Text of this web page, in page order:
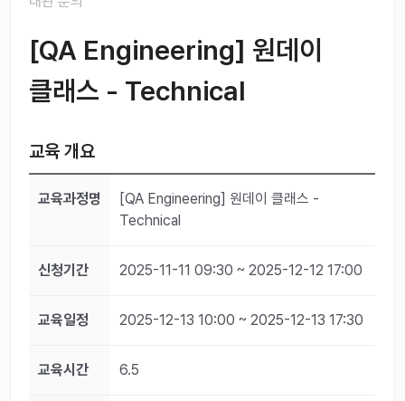
[QA Engineering] 원데이
클래스 - Technical
교육 개요
교육과정명
[QA Engineering] 원데이 클래스 -
Technical
신청기간 2025-11-11 09:30 ~ 2025-12-12 17:00
교육일정 2025-12-13 10:00 ~ 2025-12-13 17:30
교육시간 6.5